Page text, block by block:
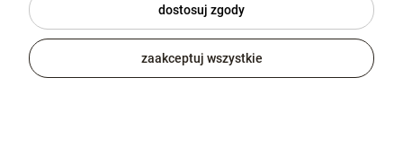
doskonale?
Styl vintage to hołd dla przeszłości – pełen uroku, nostalgii i
niepowtarzalnych detali. Charakteryzuje się obecnością mebli i
dostosuj zgody
zaakceptuj wszystkie